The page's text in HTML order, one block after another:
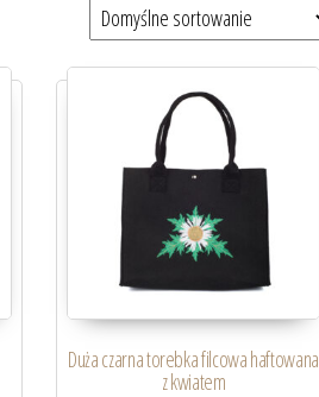
Duża czarna torebka filcowa haftowana
z kwiatem